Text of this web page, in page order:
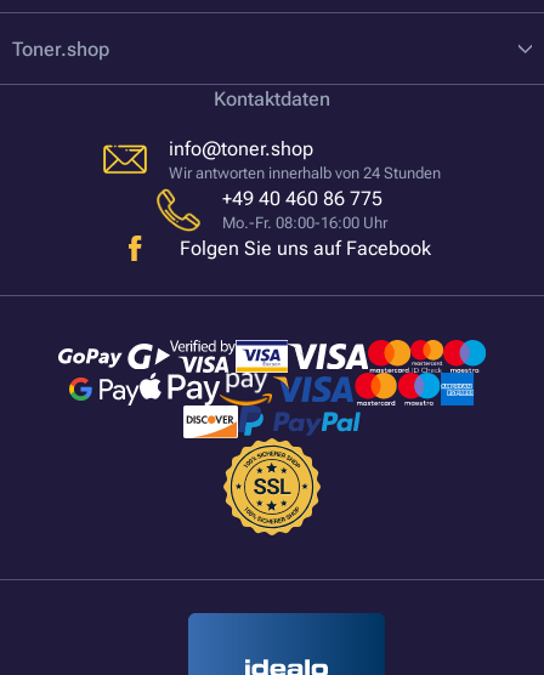
Toner.shop
Kontaktdaten
info@toner.shop
Wir antworten innerhalb von 24 Stunden
+49 40 460 86 775
Mo.-Fr. 08:00-16:00 Uhr
Folgen Sie uns auf Facebook